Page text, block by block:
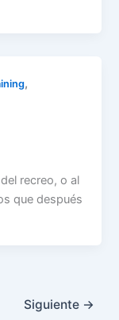
,
recreo, o al
que después
Siguiente →